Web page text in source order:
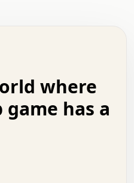
.   .   .   +   .   .
.   .   .   .   :   .
.   .   .   .   .   +
.   .   .   o   .   .
.   .   :   .   .   o
.   .   o   .   .   .
:   .   .   .   .   .
+   .   .   x   .   .
where
has a